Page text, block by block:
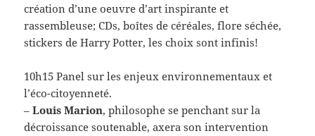
création d’une oeuvre d’art inspirante et
rassembleuse; CDs, boîtes de céréales, flore séchée,
stickers de Harry Potter, les choix sont infinis!
10h15 Panel sur les enjeux environnementaux et
l’éco-citoyenneté.
–Louis Marion, philosophe se penchant sur la
décroissance soutenable, axera son intervention